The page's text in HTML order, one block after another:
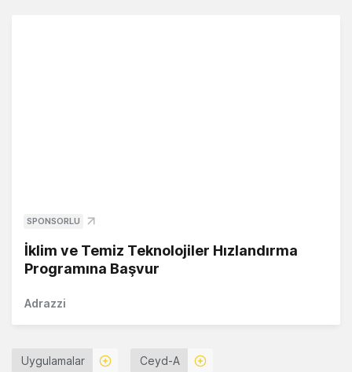
SPONSORLU
İklim ve Temiz Teknolojiler Hızlandırma
Programına Başvur
Adrazzi
Uygulamalar Ceyd-A